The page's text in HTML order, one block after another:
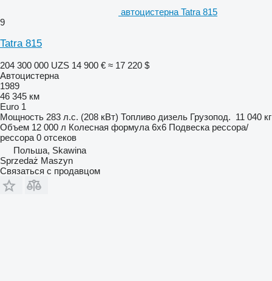
автоцистерна Tatra 815
9
Tatra 815
204 300 000 UZS 14 900 € ≈ 17 220 $
Автоцистерна
1989
46 345 км
Euro 1
Мощность 283 л.с. (208 кВт) Топливо дизель Грузопод. 11 040 кг
Объем 12 000 л Колесная формула 6x6 Подвеска рессора/
рессора 0 отсеков
Польша, Skawina
Sprzedaż Maszyn
Связаться с продавцом